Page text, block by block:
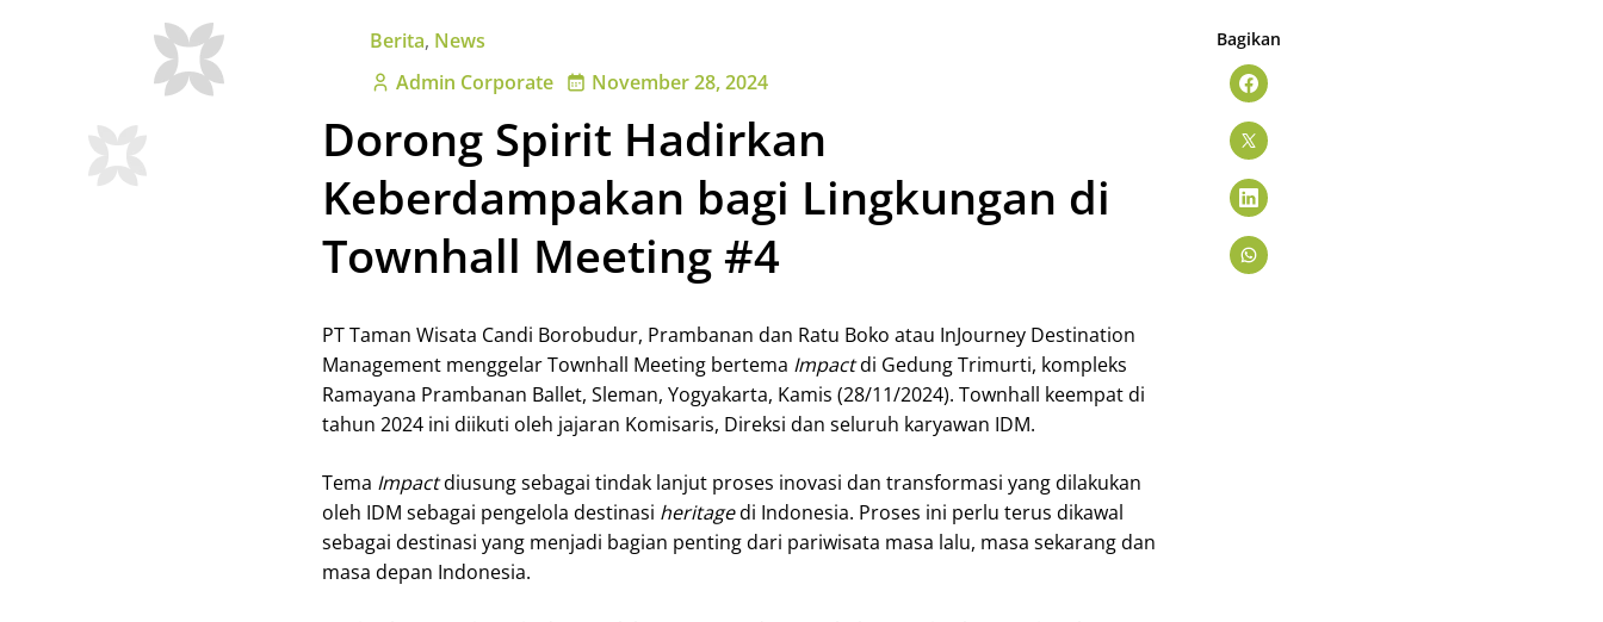
Berita, News
Admin Corporate
November 28, 2024
Dorong Spirit Hadirkan
Keberdampakan bagi Lingkungan di
Townhall Meeting #4
PT Taman Wisata Candi Borobudur, Prambanan dan Ratu Boko atau InJourney Destination
Management menggelar Townhall Meeting bertema Impactdi Gedung Trimurti, kompleks
Ramayana Prambanan Ballet, Sleman, Yogyakarta, Kamis (28/11/2024). Townhall keempat di
tahun 2024 ini diikuti oleh jajaran Komisaris, Direksi dan seluruh karyawan IDM.
Tema Impactdiusung sebagai tindak lanjut proses inovasi dan transformasi yang dilakukan
oleh IDM sebagai pengelola destinasi heritagedi Indonesia. Proses ini perlu terus dikawal
sebagai destinasi yang menjadi bagian penting dari pariwisata masa lalu, masa sekarang dan
masa depan Indonesia.
Bagikan